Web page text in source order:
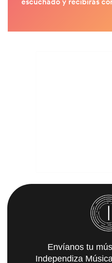
Envíanos tu
Independiza